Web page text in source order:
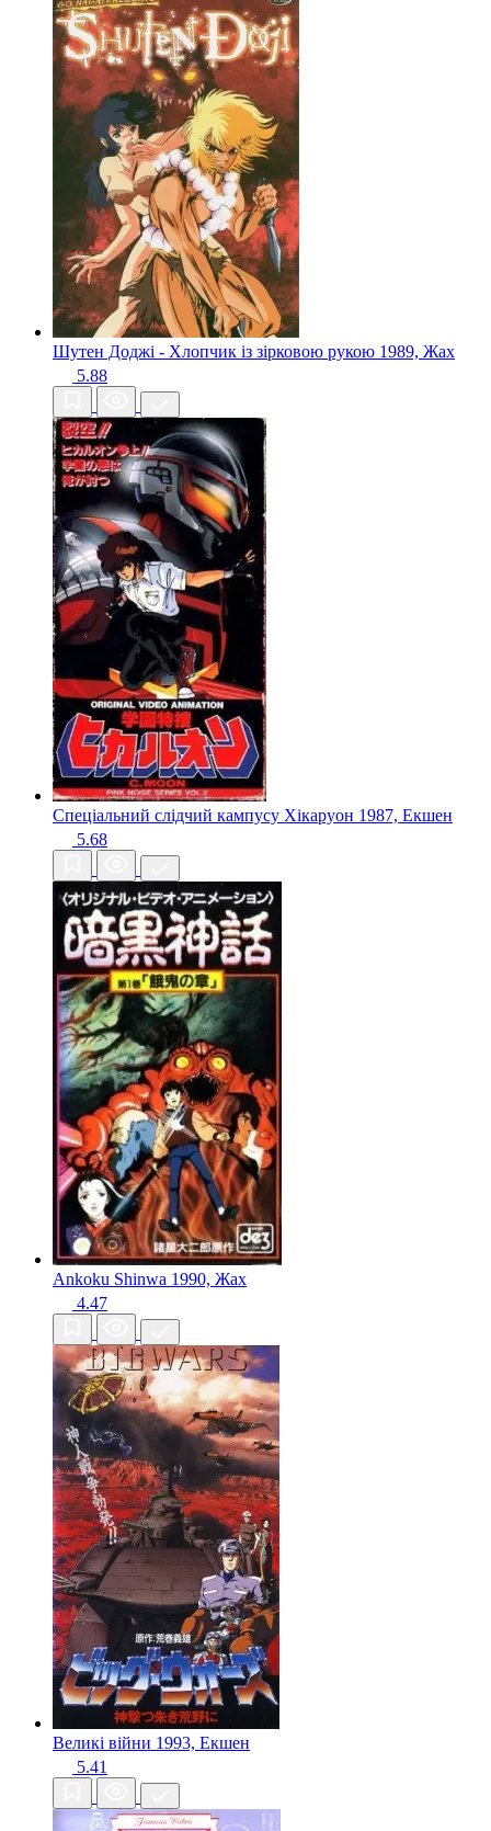
Шутен Доджі - Хлопчик із зірковою рукою 1989, Жах
5.88
Спеціальний слідчий кампусу Хікаруон 1987, Екшен
5.68
Ankoku Shinwa 1990, Жах
4.47
Великі війни 1993, Екшен
5.41